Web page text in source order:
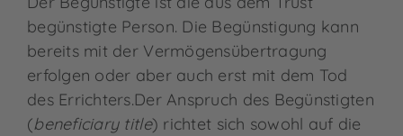
begünstigte Person. Die Begünstigung kann
bereits mit der Vermögensübertragung
erfolgen oder aber auch erst mit dem Tod
des Errichters.Der Anspruch des Begünstigten
(beneficiary title) richtet sich sowohl auf die